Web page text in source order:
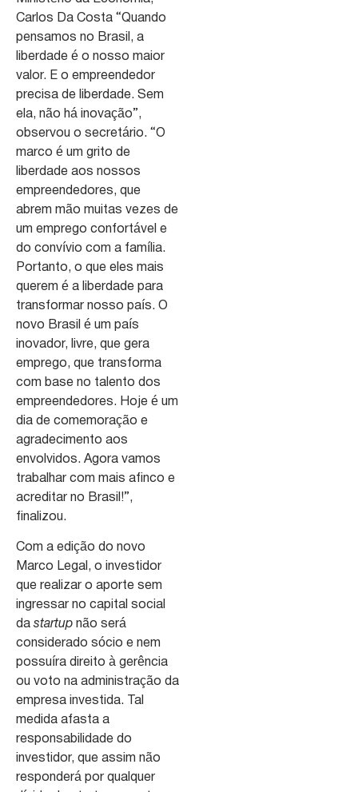
Carlos Da Costa “Quando
pensamos no Brasil, a
liberdade é o nosso maior
valor. E o empreendedor
precisa de liberdade. Sem
ela, não há inovação”,
observou o secretário. “O
marco é um grito de
liberdade aos nossos
empreendedores, que
abrem mão muitas vezes de
um emprego confortável e
do convívio com a família.
Portanto, o que eles mais
querem é a liberdade para
transformar nosso país. O
novo Brasil é um país
inovador, livre, que gera
emprego, que transforma
com base no talento dos
empreendedores. Hoje é um
dia de comemoração e
agradecimento aos
envolvidos. Agora vamos
trabalhar com mais afinco e
acreditar no Brasil!”,
finalizou.
Com a edição do novo
Marco Legal, o investidor
que realizar o aporte sem
ingressar no capital social
da startup não será
considerado sócio e nem
possuíra direito à gerência
ou voto na administração da
empresa investida. Tal
medida afasta a
responsabilidade do
investidor, que assim não
responderá por qualquer